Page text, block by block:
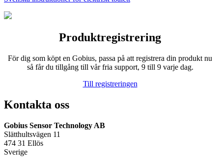
Produktregistrering
För dig som köpt en Gobius, passa på att registrera din produkt nu
så får du tillgång till vår fria support, 9 till 9 varje dag.
Till registreringen
Kontakta oss
Gobius Sensor Technology AB
Slätthultsvägen 11
474 31 Ellös
Sverige